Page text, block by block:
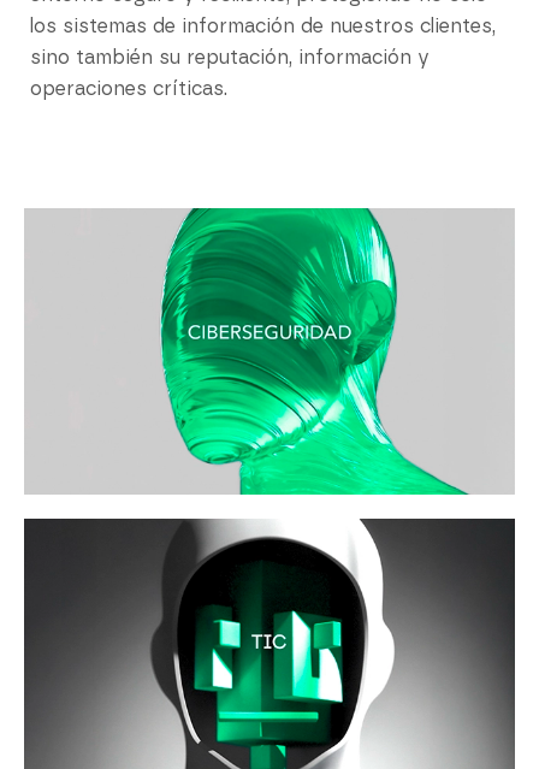
los sistemas de información de nuestros clientes,
sino también su reputación, información y
operaciones críticas.